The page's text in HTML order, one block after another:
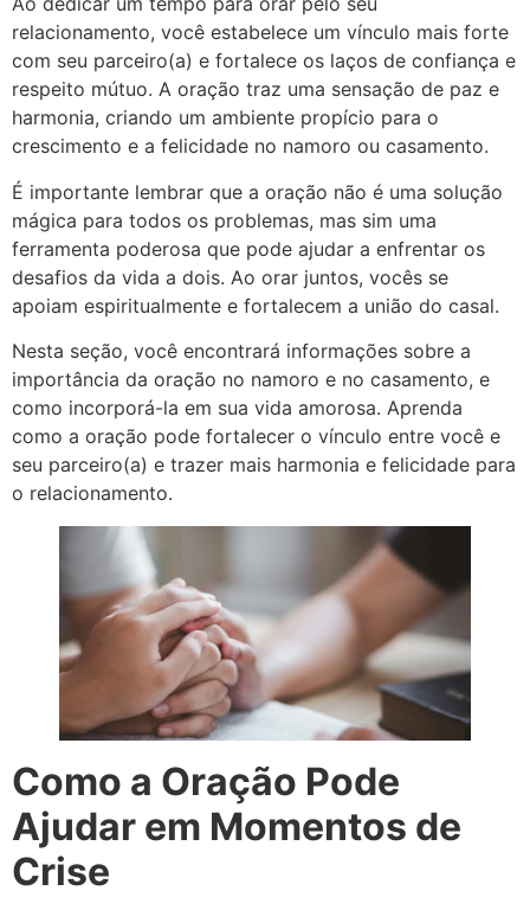
relacionamento, você estabelece um vínculo mais forte
com seu parceiro(a) e fortalece os laços de confiança e
respeito mútuo. A oração traz uma sensação de paz e
harmonia, criando um ambiente propício para o
crescimento e a felicidade no namoro ou casamento.
É importante lembrar que a oração não é uma solução
mágica para todos os problemas, mas sim uma
ferramenta poderosa que pode ajudar a enfrentar os
desafios da vida a dois. Ao orar juntos, vocês se
apoiam espiritualmente e fortalecem a união do casal.
Nesta seção, você encontrará informações sobre a
importância da oração no namoro e no casamento, e
como incorporá-la em sua vida amorosa. Aprenda
como a oração pode fortalecer o vínculo entre você e
seu parceiro(a) e trazer mais harmonia e felicidade para
o relacionamento.
Como a Oração Pode
Ajudar em Momentos de
Crise